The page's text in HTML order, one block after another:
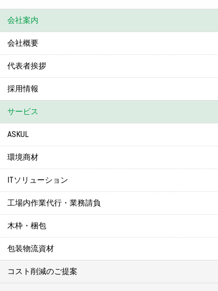
会社案内
会社概要
代表者挨拶
採用情報
サービス
ASKUL
環境商材
ITソリューション
工場内作業代行・業務請負
木枠・梱包
包装物流資材
コスト削減のご提案